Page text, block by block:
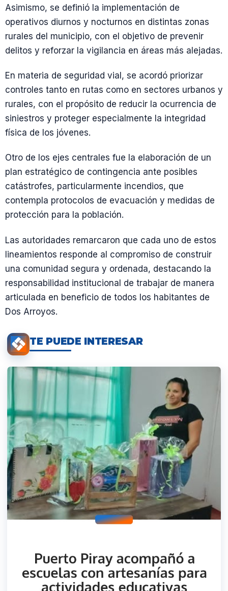
Asimismo, se definió la implementación de
operativos diurnos y nocturnos en distintas zonas
rurales del municipio, con el objetivo de prevenir
delitos y reforzar la vigilancia en áreas más alejadas.
En materia de seguridad vial, se acordó priorizar
controles tanto en rutas como en sectores urbanos y
rurales, con el propósito de reducir la ocurrencia de
siniestros y proteger especialmente la integridad
física de los jóvenes.
Otro de los ejes centrales fue la elaboración de un
plan estratégico de contingencia ante posibles
catástrofes, particularmente incendios, que
contempla protocolos de evacuación y medidas de
protección para la población.
Las autoridades remarcaron que cada uno de estos
lineamientos responde al compromiso de construir
una comunidad segura y ordenada, destacando la
responsabilidad institucional de trabajar de manera
articulada en beneficio de todos los habitantes de
Dos Arroyos.
TE PUEDE INTERESAR